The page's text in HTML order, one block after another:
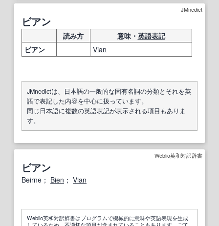
JMnedict
ビアン
読み方 意味・ 英語表記
ビアン
Vian
JMnedictは、日本語の一般的な固有名詞の分類とそれを英
語で表記した内容を中心に扱っています。
同じ日本語に複数の英語表記が表示される項目もありま
す。
Weblio英和対訳辞書
ビアン
Beirne； Bien ； Vian
Weblio英和対訳辞書はプログラムで機械的に意味や英語表現を生成
しているため、不適切な項目が含まれていることもあります。ご了